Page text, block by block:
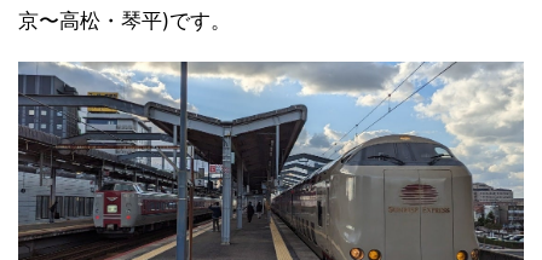
京〜高松・琴平)です。